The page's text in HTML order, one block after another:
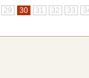
29 30 31 32 33